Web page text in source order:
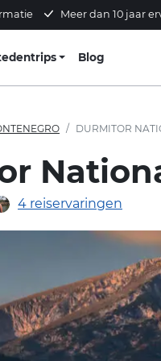
Meer dan 10 jaar
Blog
DURMITOR
4 reiservaringen